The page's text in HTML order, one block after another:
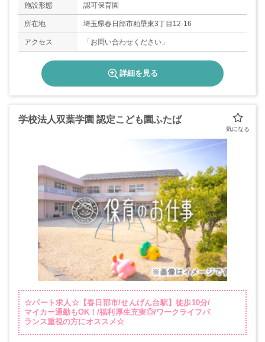
施設形態 認可保育園
所在地 埼玉県春日部市粕壁東3丁目12-16
アクセス 「お問い合わせください」
詳細を見る
学校法人双葉学園 認定こども園ふたば
☆パート求人☆【春日部市/せんげん台駅】徒歩10分/
マイカー通勤もOK！/福利厚生充実◎/ワークライフバ
ランス重視の方にオススメ☆